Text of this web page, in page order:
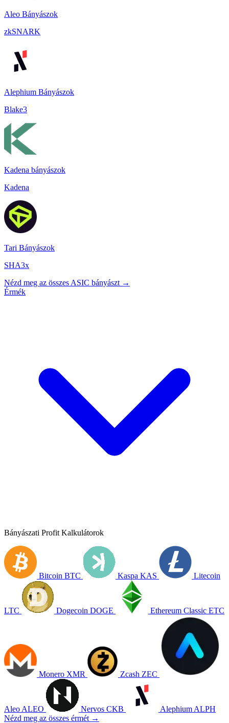
Aleo Bányászok
zkSNARK
Alephium Bányászok
Blake3
Kadena bányászok
Kadena
Tari Bányászok
SHA3x
Nézd meg az összes ASIC bányászt →
Érmék
Bányászati Profit Kalkulátorok
Bitcoin BTC Kaspa KAS Litecoin
LTC Dogecoin DOGE Ethereum Classic ETC
Monero XMR Zcash ZEC
Aleo ALEO Nervos CKB Alephium ALPH
Nézd meg az összes érmét →